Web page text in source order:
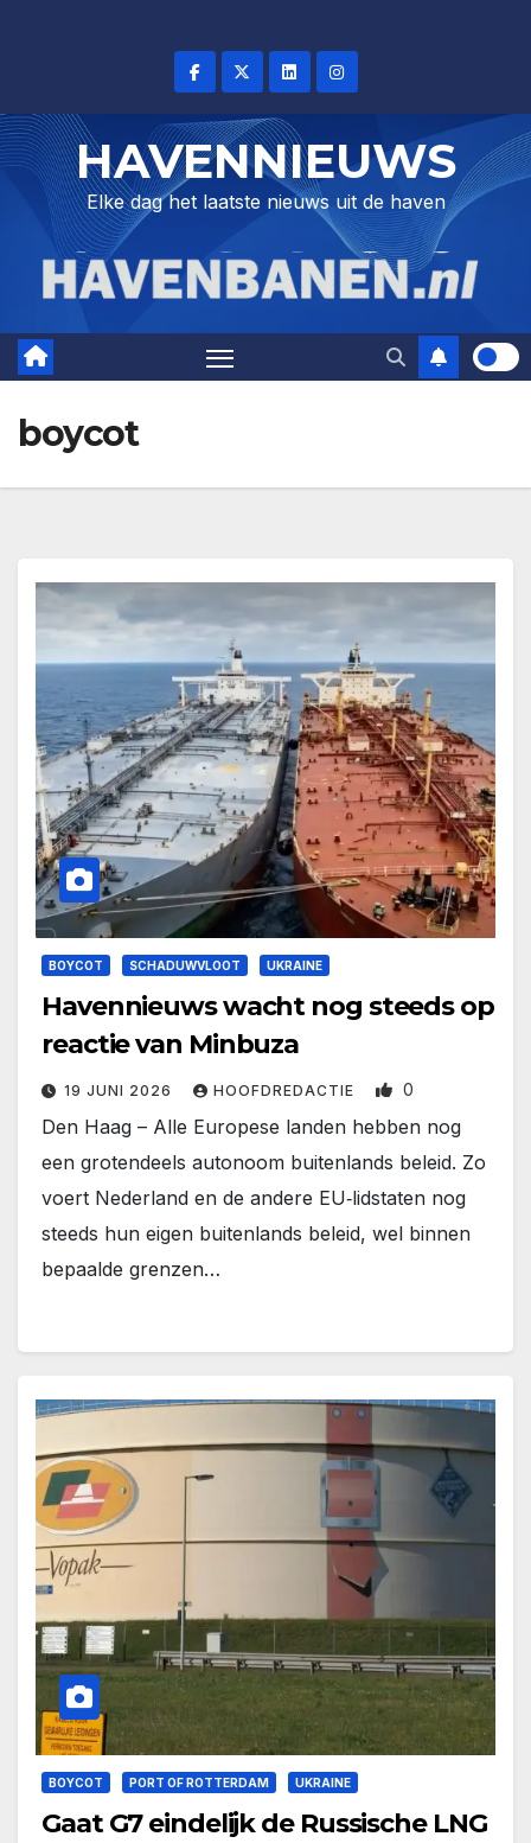
HAVENNIEUWS
Elke dag het laatste nieuws uit de haven
boycot
BOYCOT SCHADUWVLOOT UKRAINE
Havennieuws wacht nog steeds op
reactie van Minbuza
19 JUNI 2026 HOOFDREDACTIE 0
Den Haag – Alle Europese landen hebben nog
een grotendeels autonoom buitenlands beleid. Zo
voert Nederland en de andere EU‑lidstaten nog
steeds hun eigen buitenlands beleid, wel binnen
bepaalde grenzen…
BOYCOT PORT OF ROTTERDAM UKRAINE
Gaat G7 eindelijk de Russische LNG